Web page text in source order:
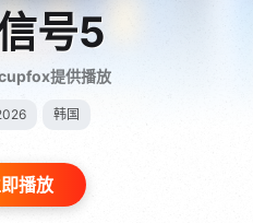
号5
提供播放
韩国
播放